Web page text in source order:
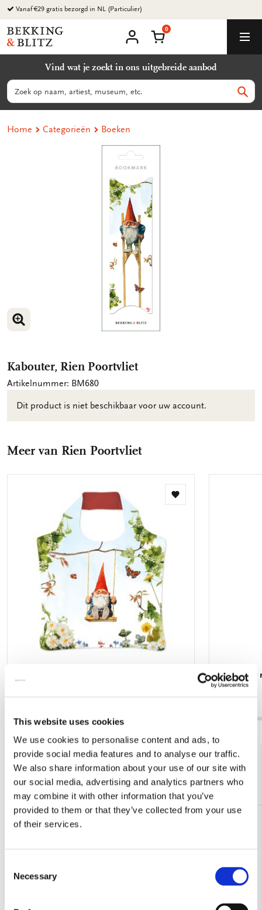
This website uses cookies
We use cookies to personalise content and ads, to
provide social media features and to analyse our traffic.
We also share information about your use of our site with
our social media, advertising and analytics partners who
may combine it with other information that you’ve
provided to them or that they’ve collected from your use
of their services.
Selection
Necessary
Ga
naar
content
Vanaf €29 gratis bezorgd in NL (Particulier)
Bekking
&
B.V.
account
Winkelmand
0
Vind wat je zoekt in ons uitgebreide aanbod
Zoeken
Home Categorieën Boeken
VERGROOT AFBEELDING
Kabouter, Rien Poortvliet
Artikelnummer: BM680
Dit product is niet beschikbaar voor uw account.
Meer van Rien Poortvliet
Toevoegen
Briefpapier
Het Loo
Bekijk alles van Rien Poortvliet
Andere klanten bekeken ook